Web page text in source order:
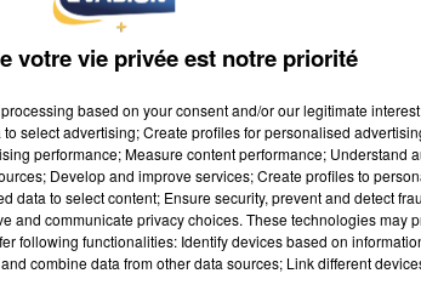
votre vie privée est notre priorité
based on your consent and/or our legitimate
select advertising; Create profiles for personalised
performance; Measure content performance; Understand
Develop and improve services; Create profiles to
data to select content; Ensure security, prevent and detect
and communicate privacy choices. These technologies may
following functionalities: Identify devices based on
combine data from other data sources; Link different